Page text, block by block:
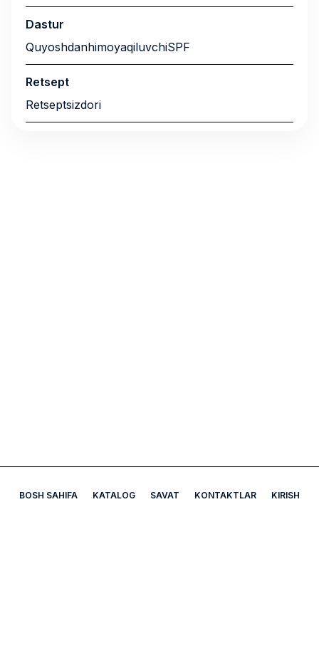
Dastur
QuyoshdanhimoyaqiluvchiSPF
Retsept
Retseptsizdori
BOSH SAHIFA KATALOG SAVAT KONTAKTLAR KIRISH